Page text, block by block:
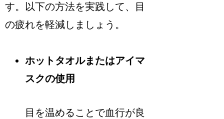
す。以下の方法を実践して、目
の疲れを軽減しましょう。
ホットタオルまたはアイマ
スクの使用
目を温めることで血行が良